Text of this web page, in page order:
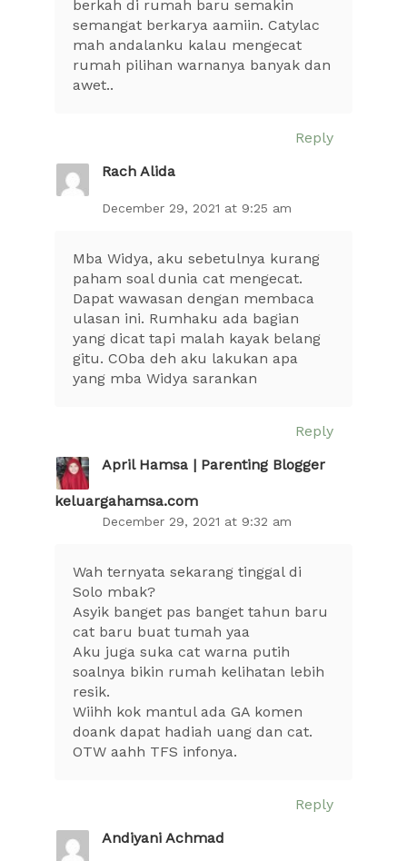
berkah di rumah baru semakin
semangat berkarya aamiin. Catylac
mah andalanku kalau mengecat
rumah pilihan warnanya banyak dan
awet..
Reply
Rach Alida
December 29, 2021 at 9:25 am
Mba Widya, aku sebetulnya kurang
paham soal dunia cat mengecat.
Dapat wawasan dengan membaca
ulasan ini. Rumhaku ada bagian
yang dicat tapi malah kayak belang
gitu. COba deh aku lakukan apa
yang mba Widya sarankan
Reply
April Hamsa | Parenting Blogger
keluargahamsa.com
December 29, 2021 at 9:32 am
Wah ternyata sekarang tinggal di
Solo mbak?
Asyik banget pas banget tahun baru
cat baru buat tumah yaa
Aku juga suka cat warna putih
soalnya bikin rumah kelihatan lebih
resik.
Wiihh kok mantul ada GA komen
doank dapat hadiah uang dan cat.
OTW aahh TFS infonya.
Reply
Andiyani Achmad